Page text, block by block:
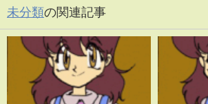
未分類の関連記事